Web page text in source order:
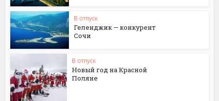
В отпуск
Геленджик — конкурент
Сочи
В отпуск
Новый год на Красной
Поляне